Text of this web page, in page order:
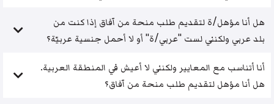
هل أنا مؤهل/ة لتقديم طلب منحة من آفاق إذا كنت من
بلد عربي ولكنني لست "عربي/ة" أو لا أحمل جنسية عربيّة؟
أنا أتناسب مع المعايير ولكنني لا أعيش في المنطقة العربية.
هل أنا مؤهل لتقديم طلب منحة من آفاق؟